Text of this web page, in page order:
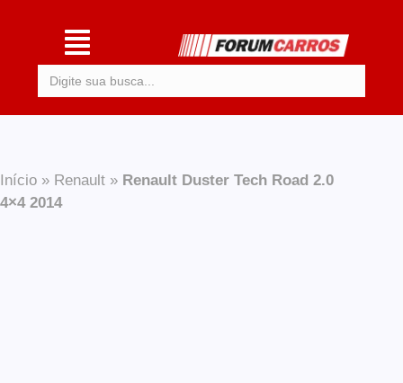
Início » Renault » Renault Duster Tech Road 2.0
4×4 2014